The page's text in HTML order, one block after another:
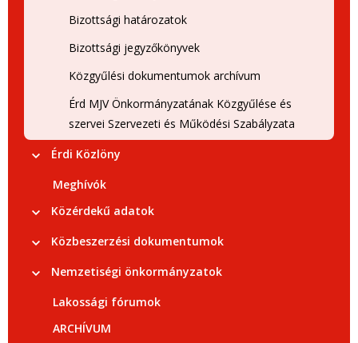
Bizottsági határozatok
Bizottsági jegyzőkönyvek
Közgyűlési dokumentumok archívum
Érd MJV Önkormányzatának Közgyűlése és
szervei Szervezeti és Működési Szabályzata
Érdi Közlöny
Meghívók
Közérdekű adatok
Közbeszerzési dokumentumok
Nemzetiségi önkormányzatok
Lakossági fórumok
ARCHÍVUM